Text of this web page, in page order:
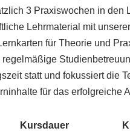
3 Praxiswochen in den
Lehrmaterial mit
für Theorie und
statt und fokussiert die
für das erfolgreiche
Kursdauer